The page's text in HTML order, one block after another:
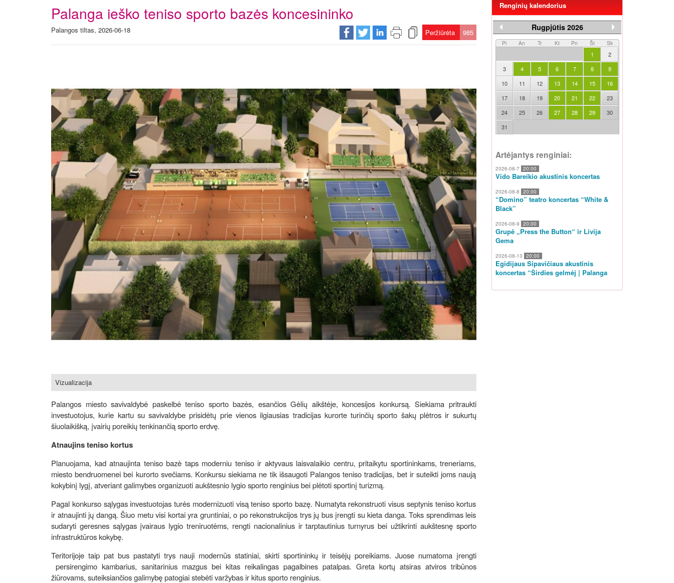
Palanga ieško teniso sporto bazės koncesininko
Palangos tiltas, 2026-06-18 Peržiūrėta 985
Vizualizacija
Palangos miesto savivaldybė paskelbė teniso sporto bazės, esančios Gėlių aikštėje, koncesijos konkursą. Siekiama pritraukti
investuotojus, kurie kartu su savivaldybe prisidėtų prie vienos ilgiausias tradicijas kurorte turinčių sporto šakų plėtros ir sukurtų
šiuolaikišką, įvairių poreikių tenkinančią sporto erdvę.
Atnaujins teniso kortus
Planuojama, kad atnaujinta teniso bazė taps moderniu teniso ir aktyvaus laisvalaikio centru, pritaikytu sportininkams, treneriams,
miesto bendruomenei bei kurorto svečiams. Konkursu siekiama ne tik išsaugoti Palangos teniso tradicijas, bet ir suteikti joms naują
kokybinį lygį, atveriant galimybes organizuoti aukštesnio lygio sporto renginius bei plėtoti sportinį turizmą.
Pagal konkurso sąlygas investuotojas turės modernizuoti visą teniso sporto bazę. Numatyta rekonstruoti visus septynis teniso kortus
ir atnaujinti jų dangą. Šiuo metu visi kortai yra gruntiniai, o po rekonstrukcijos trys jų bus įrengti su kieta danga. Toks sprendimas leis
sudaryti geresnes sąlygas įvairaus lygio treniruotėms, rengti nacionalinius ir tarptautinius turnyrus bei užtikrinti aukštesnę sporto
infrastruktūros kokybę.
Teritorijoje taip pat bus pastatyti trys nauji modernūs statiniai, skirti sportininkų ir teisėjų poreikiams. Juose numatoma įrengti
persirengimo kambarius, sanitarinius mazgus bei kitas reikalingas pagalbines patalpas. Greta kortų atsiras atviros tribūnos
žiūrovams, suteiksiančios galimybę patogiai stebėti varžybas ir kitus sporto renginius.
Renginių kalendorius
Rugpjūtis 2026
Pi An Tr Kt Pn Št Sk
1
2
3
4 5 6 7 8
9
10
11 12 13 14 15
16
17
18 19 20 21 22
23
24
25 26 27 28 29
30
31
Artėjantys renginiai:
2026-08-7 20:00
Vido Bareikio akustinis koncertas
2026-08-8 20:00
“Domino” teatro koncertas “White &
Black”
2026-08-9 20:00
Grupė „Press the Button“ ir Livija
Gema
2026-08-13 20:00
Egidijaus Sipavičiaus akustinis
koncertas “Širdies gelmėj | Palanga